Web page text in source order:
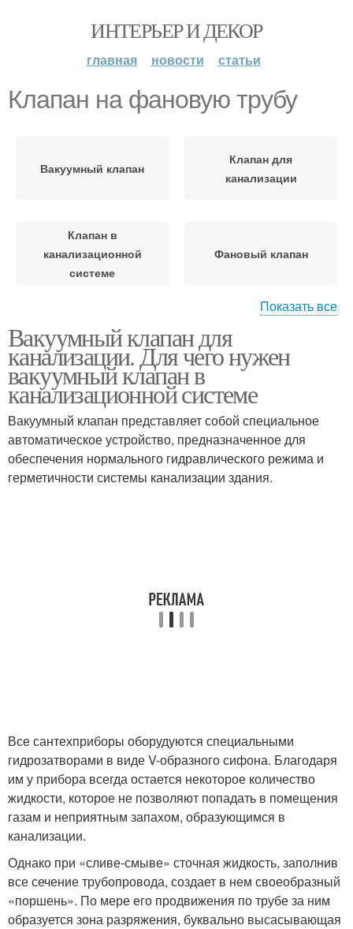
ИНТЕРЬЕР И ДЕКОР
главная новости статьи
Клапан на фановую трубу
Вакуумный клапан
Клапан для
канализации
Клапан в
канализационной
системе
Фановый клапан
Клапан в частном доме Труба для канализации
Воздушный клапан
Клапан для
канализационного
стояка
Показать все
Вакуумный клапан для
канализации. Для чего нужен
вакуумный клапан в
канализационной системе
Вакуумный клапан представляет собой специальное
автоматическое устройство, предназначенное для
обеспечения нормального гидравлического режима и
герметичности системы канализации здания.
Все сантехприборы оборудуются специальными
гидрозатворами в виде V-образного сифона. Благодаря
им у прибора всегда остается некоторое количество
жидкости, которое не позволяют попадать в помещения
газам и неприятным запахом, образующимся в
канализации.
Однако при «сливе-смыве» сточная жидкость, заполнив
все сечение трубопровода, создает в нем своеобразный
«поршень». По мере его продвижения по трубе за ним
образуется зона разряжения, буквально высасывающая